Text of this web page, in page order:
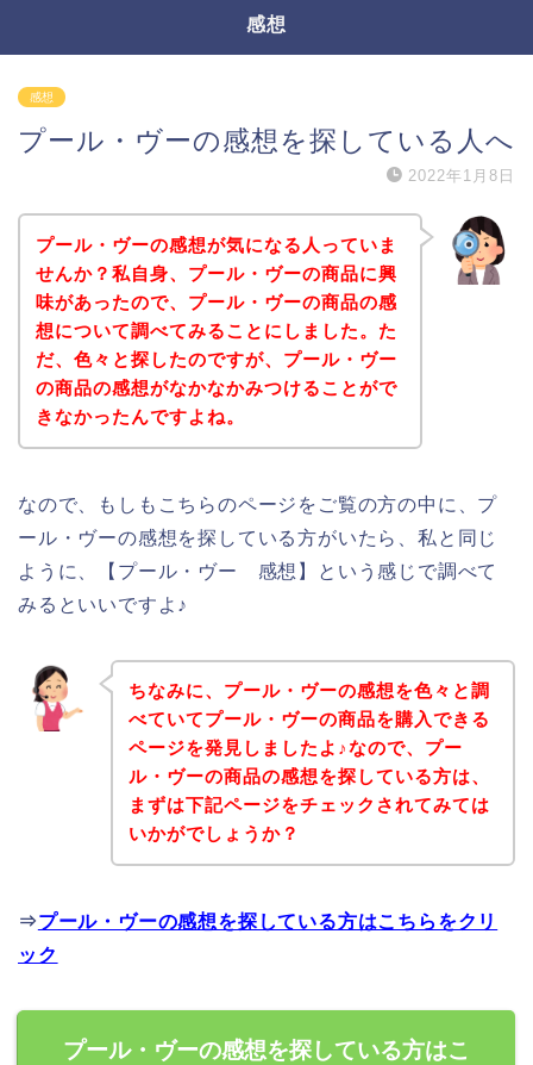
感想
感想
プール・ヴーの感想を探している人へ
2022年1月8日
プール・ヴーの感想が気になる人っていま
せんか？私自身、プール・ヴーの商品に興
味があったので、プール・ヴーの商品の感
想について調べてみることにしました。た
だ、色々と探したのですが、プール・ヴー
の商品の感想がなかなかみつけることがで
きなかったんですよね。
なので、もしもこちらのページをご覧の方の中に、プ
ール・ヴーの感想を探している方がいたら、私と同じ
ように、【プール・ヴー 感想】という感じで調べて
みるといいですよ♪
ちなみに、プール・ヴーの感想を色々と調
べていてプール・ヴーの商品を購入できる
ページを発見しましたよ♪なので、プー
ル・ヴーの商品の感想を探している方は、
まずは下記ページをチェックされてみては
いかがでしょうか？
⇒プール・ヴーの感想を探している方はこちらをクリ
ック
プール・ヴーの感想を探している方はこ